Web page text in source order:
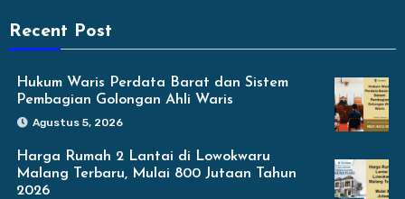
Recent Post
Hukum Waris Perdata Barat dan Sistem
Pembagian Golongan Ahli Waris
Agustus 5, 2026
Harga Rumah 2 Lantai di Lowokwaru
Malang Terbaru, Mulai 800 Jutaan Tahun
2026